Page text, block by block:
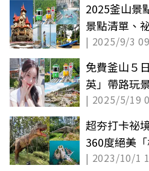
2025釜山景
景點清單、
| 2025/9/3
免費釜山５
英」帶路玩
方式看這
| 2025/5/19
超夯打卡祕
360度絕美
小王子與飛
| 2023/10/1